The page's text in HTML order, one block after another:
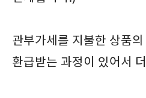
관부가세를 지불한 상품
환급받는 과정이 있어서